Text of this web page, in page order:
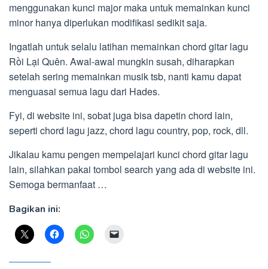
menggunakan kunci major maka untuk memainkan kunci
minor hanya diperlukan modifikasi sedikit saja.
Ingatlah untuk selalu latihan memainkan chord gitar lagu
Rồi Lại Quên. Awal-awal mungkin susah, diharapkan
setelah sering memainkan musik tsb, nanti kamu dapat
menguasai semua lagu dari Hades.
Fyi, di website ini, sobat juga bisa dapetin chord lain,
seperti chord lagu jazz, chord lagu country, pop, rock, dll.
Jikalau kamu pengen mempelajari kunci chord gitar lagu
lain, silahkan pakai tombol search yang ada di website ini.
Semoga bermanfaat …
Bagikan ini: